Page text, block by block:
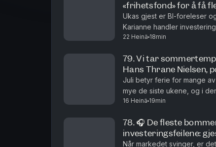
din personlige situasjon.
avkastning er ingen garanti for
variere og påvirkes av
Vi anbefaler at du leser fondets
storebrand.no. Du kan også
Hosted on Acast. See
«frihetsfond» for å få
Ukas gjest er BI-foreleser
Karianne handler
som et verktøy for å skape
22 Heinä 18min
79. Vi tar
Hans Thrane Nielsen,
Juli betyr ferie for mange
mye de siste ukene, og i
viktigste.🎧 Gjesten i
16 Heinä 19min
78. 🎧 De fleste
investeringsfeilene:
Når markedet svinger, er